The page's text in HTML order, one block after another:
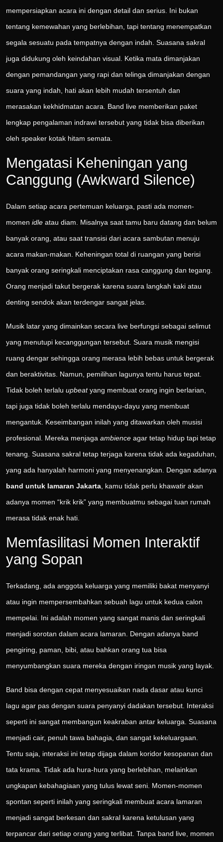
mempersiapkan acara ini dengan detail dan serius. Ini bukan
tentang kemewahan yang berlebihan, tapi tentang menempatkan
segala sesuatu pada tempatnya dengan indah. Suasana sakral
juga didukung oleh keindahan visual. Ketika mata dimanjakan
dengan pemandangan yang rapi dan telinga dimanjakan dengan
suara yang indah, hati akan lebih mudah tersentuh dan
merasakan kekhidmatan acara. Band live memberikan paket
lengkap pengalaman indrawi tersebut yang tidak bisa diberikan
oleh speaker kotak hitam semata.
Mengatasi Keheningan yang
Canggung (Awkward Silence)
Dalam setiap acara pertemuan keluarga, pasti ada momen-
momen idle atau diam. Misalnya saat tamu baru datang dan belum
banyak orang, atau saat transisi dari acara sambutan menuju
acara makan-makan. Keheningan total di ruangan yang berisi
banyak orang seringkali menciptakan rasa canggung dan tegang.
Orang menjadi takut bergerak karena suara langkah kaki atau
denting sendok akan terdengar sangat jelas.
Musik latar yang dimainkan secara live berfungsi sebagai selimut
yang menutupi kecanggungan tersebut. Suara musik mengisi
ruang dengar sehingga orang merasa lebih bebas untuk bergerak
dan beraktivitas. Namun, pemilihan lagunya tentu harus tepat.
Tidak boleh terlalu upbeatyang membuat orang ingin berlarian,
tapi juga tidak boleh terlalu mendayu-dayu yang membuat
mengantuk. Keseimbangan inilah yang ditawarkan oleh musisi
profesional. Mereka menjaga ambience agar tetap hidup tapi tetap
tenang. Suasana sakral tetap terjaga karena tidak ada kegaduhan,
yang ada hanyalah harmoni yang menyenangkan. Dengan adanya
band untuk lamaran Jakarta , kamu tidak perlu khawatir akan
adanya momen “krik krik” yang membuatmu sebagai tuan rumah
merasa tidak enak hati.
Memfasilitasi Momen Interaktif
yang Sopan
Terkadang, ada anggota keluarga yang memiliki bakat menyanyi
atau ingin mempersembahkan sebuah lagu untuk kedua calon
mempelai. Ini adalah momen yang sangat manis dan seringkali
menjadi sorotan dalam acara lamaran. Dengan adanya band
pengiring, paman, bibi, atau bahkan orang tua bisa
menyumbangkan suara mereka dengan iringan musik yang layak.
Band bisa dengan cepat menyesuaikan nada dasar atau kunci
lagu agar pas dengan suara penyanyi dadakan tersebut. Interaksi
seperti ini sangat membangun keakraban antar keluarga. Suasana
menjadi cair, penuh tawa bahagia, dan sangat kekeluargaan.
Tentu saja, interaksi ini tetap dijaga dalam koridor kesopanan dan
tata krama. Tidak ada hura-hura yang berlebihan, melainkan
ungkapan kebahagiaan yang tulus lewat seni. Momen-momen
spontan seperti inilah yang seringkali membuat acara lamaran
menjadi sangat berkesan dan sakral karena ketulusan yang
terpancar dari setiap orang yang terlibat. Tanpa band live, momen